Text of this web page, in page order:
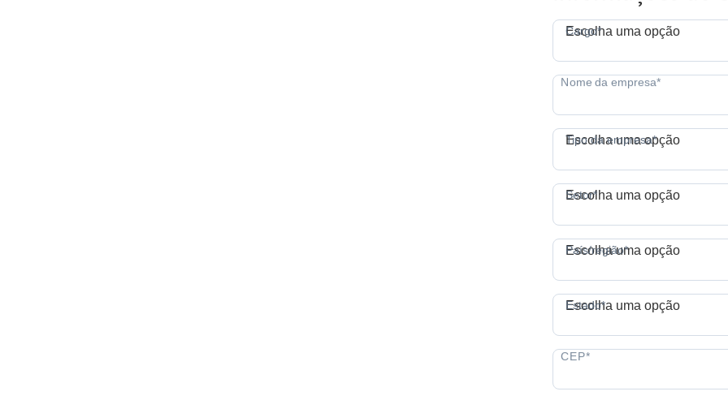
Cargo*
Escolha uma opção
Tipo da empresa*
Escolha uma opção
Setor*
Escolha uma opção
País/região*
Escolha uma opção
Estado*
Escolha uma opção